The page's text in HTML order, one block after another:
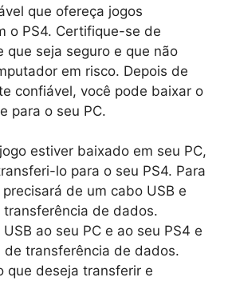
que ofereça jogos
o PS4. Certifique-se de
que seja seguro e que não
em risco. Depois de
confiável, você pode baixar o
para o seu PC.
estiver baixado em seu PC,
lo para o seu PS4. Para
de um cabo USB e
de dados.
ao seu PC e ao seu PS4 e
transferência de dados.
que deseja transferir e